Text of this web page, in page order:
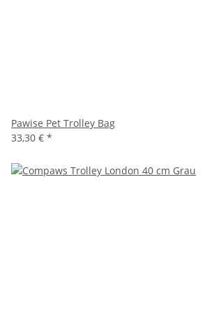
Pawise Pet Trolley Bag
33,30 € *